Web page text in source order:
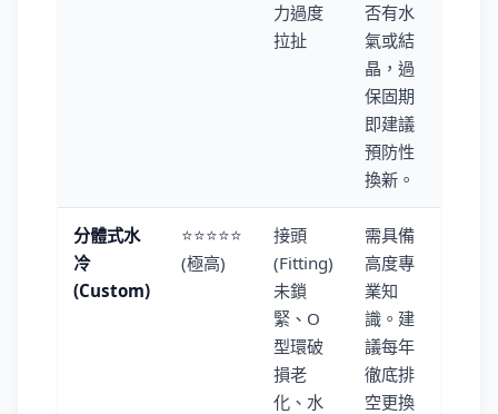
力過度
拉扯
否有水
氣或結
晶，過
保固期
即建議
預防性
換新。
分體式水
冷
(Custom)
⭐⭐⭐⭐⭐
(極高)
接頭
(Fitting)
未鎖
緊、O
型環破
損老
化、水
需具備
高度專
業知
識。建
議每年
徹底排
空更換